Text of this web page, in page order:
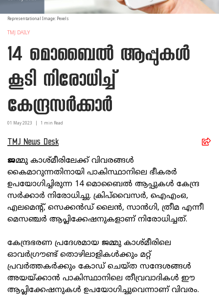
Representational Image: Pexels
TMJ DAILY
14 മൊബൈല്‍ ആപ്പുകള്‍
കൂടി നിരോധിച്ച്
കേന്ദ്രസര്‍ക്കാര്‍
01 May 2023 1 min Read
TMJ News Desk
ജമ്മു കാശ്മീരിലേക്ക് വിവരങ്ങള്‍
കൈമാറുന്നതിനായി പാകിസ്ഥാനിലെ ഭീകരര്‍
ഉപയോഗിച്ചിരുന്ന 14 മൊബൈല്‍ ആപ്പുകള്‍ കേന്ദ്ര
സര്‍ക്കാര്‍ നിരോധിച്ചു. ക്രിപ്‌വൈസര്‍, ഐഎംഒ,
എലമെന്റ്, സെക്കന്‍ഡ് ലൈന്‍, സാന്‍ഗി, ത്രീമ എന്നീ
മെസഞ്ചര്‍ ആപ്ലിക്കേഷനുകളാണ് നിരോധിച്ചത്.
കേന്ദ്രഭരണ പ്രദേശമായ ജമ്മു കാശ്മീരിലെ
ഓവര്‍ഗ്രൗണ്ട് തൊഴിലാളികള്‍ക്കും മറ്റ്
പ്രവര്‍ത്തകര്‍ക്കും കോഡ് ചെയ്ത സന്ദേശങ്ങള്‍
അയയ്ക്കാന്‍ പാകിസ്ഥാനിലെ തീവ്രവാദികള്‍ ഈ
ആപ്ലിക്കേഷനുകള്‍ ഉപയോഗിച്ചുവെന്നാണ് വിവരം.